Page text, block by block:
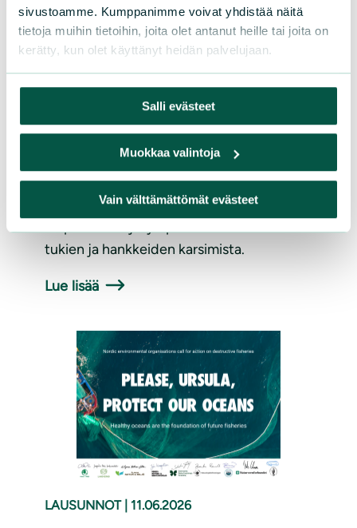
sivustoamme. Kumppanimme voivat yhdistää näitä
tietoja muihin tietoihin, joita olet antanut heille tai joita on
kerätty, kun olet käyttänyt heidän palvelujaan.
Salli evästeet
Muokkaa valintoja
Vain välttämättömät evästeet
LAUSUNNOT | 15.06.2026
liikenne- ja viestintäministeriön
virkamiespuheenvuoroon
Liikenne- ja viestintäministeriölle
seuraavaan hallitusohjelman esitimme
satsauksia fossiilisista polttoaineista
tukien ja hankkeiden karsimista.
Lue lisää
LAUSUNNOT 11.06.2026